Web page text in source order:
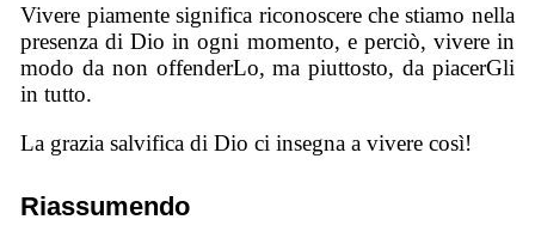
Vivere piamente significa riconoscere che stiamo nella
presenza di Dio in ogni momento, e perciò, vivere in
modo da non offenderLo, ma piuttosto, da piacerGli
in tutto.
La grazia salvifica di Dio ci insegna a vivere così!
Riassumendo